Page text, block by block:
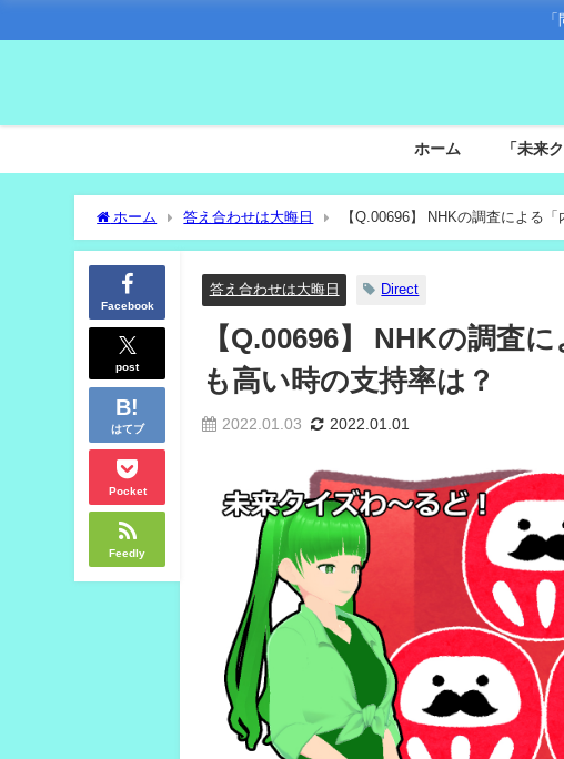
ホーム 「未来
ホーム 答え合わせは大晦日 【Q.00696】 NHKの調
Facebook
post
はてブ
Pocket
Feedly
答え合わせは大晦日 Direct
【Q.00696】 NHKの調査
も高い時の支持率は？
2022.01.03 2022.01.01